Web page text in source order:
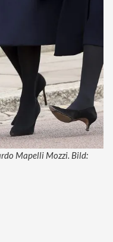
Mapelli Mozzi. Bild: